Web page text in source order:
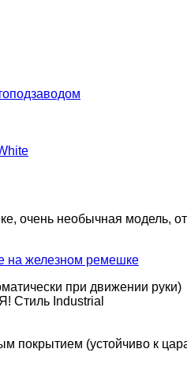
очень необычная модель,
при движении руки)
Стиль Industrial
покрытием (устойчиво к